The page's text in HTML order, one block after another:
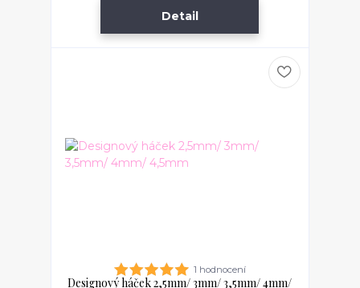
Detail
1 hodnocení
Designový háček 2,5mm/ 3mm/ 3,5mm/ 4mm/